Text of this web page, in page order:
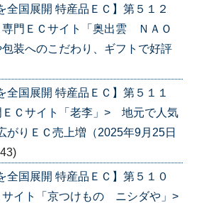
全国展開 特産品ＥＣ】第５１２
門ＥＣサイト「奥出雲 ＮＡＯ
装へのこだわり、ギフトで好評
全国展開 特産品ＥＣ】第５１１
Ｃサイト「老李」> 地元で人気
がりＥＣ売上増（2025年9月25日
全国展開 特産品ＥＣ】第５１０
イト「京つけもの ニシダや」>